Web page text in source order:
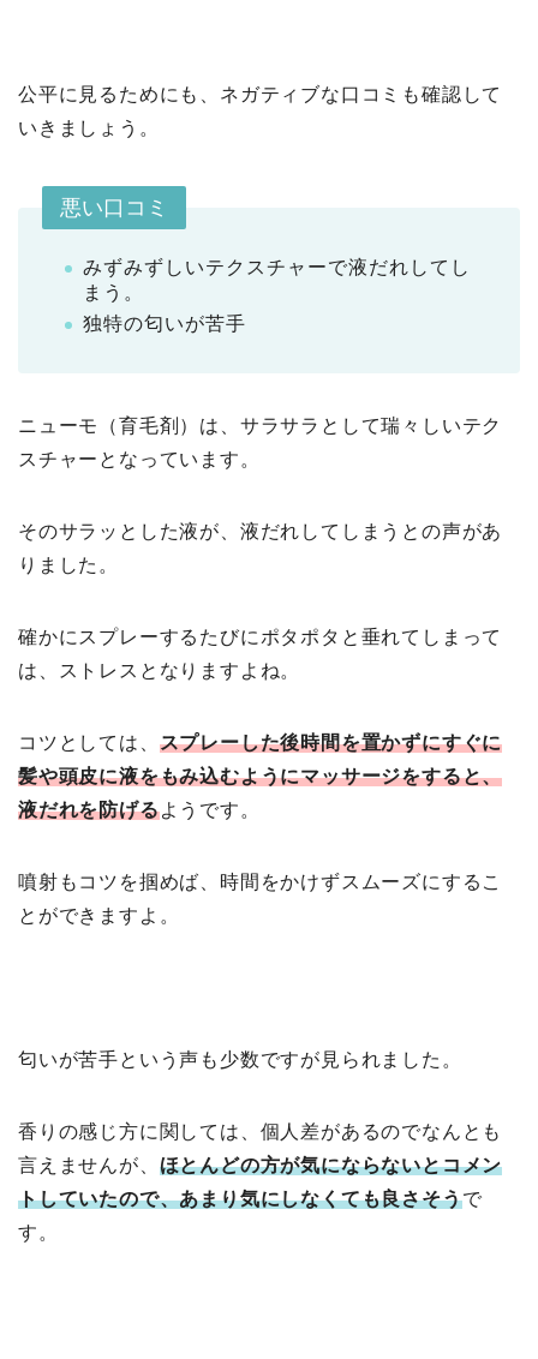
公平に見るためにも、ネガティブな口コミも確認して
いきましょう。
悪い口コミ
みずみずしいテクスチャーで液だれしてし
まう。
独特の匂いが苦手
ニューモ（育毛剤）は、サラサラとして瑞々しいテク
スチャーとなっています。
そのサラッとした液が、液だれしてしまうとの声があ
りました。
確かにスプレーするたびにポタポタと垂れてしまって
は、ストレスとなりますよね。
コツとしては、 スプレーした後時間を置かずにすぐに
髪や頭皮に液をもみ込むようにマッサージをすると、
液だれを防げるようです。
噴射もコツを掴めば、時間をかけずスムーズにするこ
とができますよ。
匂いが苦手という声も少数ですが見られました。
香りの感じ方に関しては、個人差があるのでなんとも
言えませんが、 ほとんどの方が気にならないとコメン
トしていたので、あまり気にしなくても良さそうで
す。